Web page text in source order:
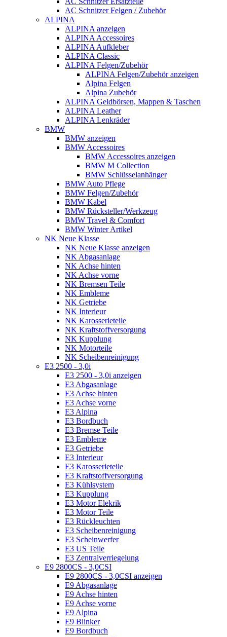
AC Schnitzer Felgen / Zubehör
ALPINA
ALPINA anzeigen
ALPINA Accessoires
ALPINA Aufkleber
ALPINA Classic
ALPINA Felgen/Zubehör
ALPINA Felgen/Zubehör anzeigen
Alpina Felgen
Alpina Zubehör
ALPINA Geldbörsen, Mappen & Taschen
ALPINA Leather
ALPINA Lenkräder
BMW
BMW anzeigen
BMW Accessoires
BMW Accessoires anzeigen
BMW M Collection
BMW Schlüsselanhänger
BMW Auto Pflege
BMW Felgen/Zubehör
BMW Kabel
BMW Rücksteller/Werkzeug
BMW Travel & Comfort
BMW Winter Artikel
NK Neue Klasse
NK Neue Klasse anzeigen
NK Abgasanlage
NK Achse hinten
NK Achse vorne
NK Bremsen Teile
NK Embleme
NK Getriebe
NK Interieur
NK Karosserieteile
NK Kraftstoffversorgung
NK Kupplung
NK Motorteile
NK Scheibenreinigung
E3 2500 - 3,0i
E3 2500 - 3,0i anzeigen
E3 Abgasanlage
E3 Achse hinten
E3 Achse vorne
E3 Alpina
E3 Bordbuch
E3 Bremse Teile
E3 Embleme
E3 Getriebe
E3 Interieur
E3 Karosserieteile
E3 Kraftstoffversorgung
E3 Kühlsystem
E3 Kupplung
E3 Motor Elekrik
E3 Motor Teile
E3 Rückleuchten
E3 Scheibenreinigung
E3 Scheinwerfer
E3 US Teile
E3 Zentralverriegelung
E9 2800CS - 3,0CSI
E9 2800CS - 3,0CSI anzeigen
E9 Abgasanlage
E9 Achse hinten
E9 Achse vorne
E9 Alpina
E9 Blinker
E9 Bordbuch